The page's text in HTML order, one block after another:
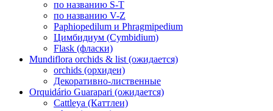
по названию S-T
по названию V-Z
Paphiopedilum и Phragmipedium
Цимбидиум (Cymbidium)
Flask (фласки)
Mundiflora orchids & list (ожидается)
orchids (орхидеи)
Декоративно-лиственные
Orquidário Guarapari (ожидается)
Cattleya (Каттлеи)